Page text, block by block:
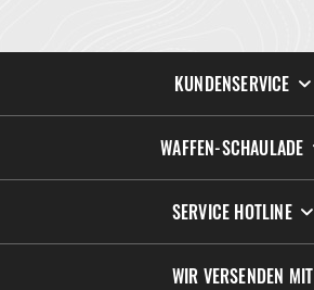
KUNDENSERVICE
WAFFEN-SCHAULADE
SERVICE HOTLINE
WIR VERSENDEN MIT